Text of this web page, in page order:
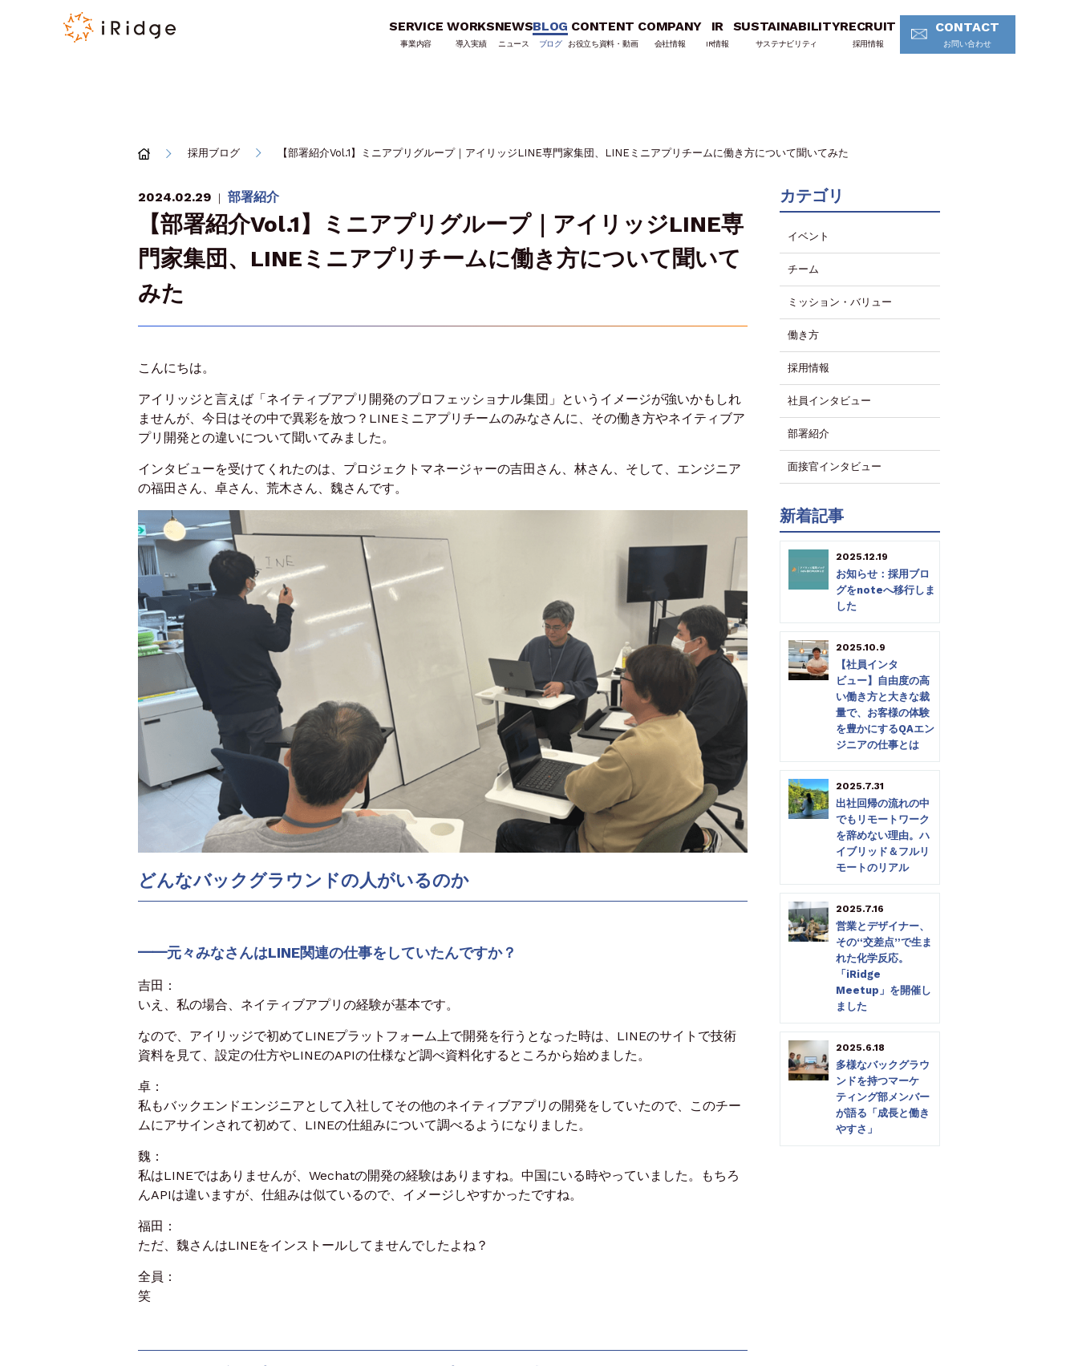
SERVICE
事業内容
WORKS
導入実績
NEWS
ニュース
BLOG
ブログ
CONTENT
お役立ち資料・動画
COMPANY
会社情報
IR
IR情報
SUSTAINABILITY
サステナビリティ
RECRUIT
採用情報
CONTACT
お問い合わせ
採用ブログ 【部署紹介Vol.1】ミニアプリグループ｜アイリッジLINE専門家集団、LINEミニアプリチームに働き方について聞いてみた
2024.02.29 ｜ 部署紹介
【部署紹介Vol.1】ミニアプリグループ｜アイリッジLINE専
門家集団、LINEミニアプリチームに働き方について聞いて
みた
こんにちは。
アイリッジと言えば「ネイティブアプリ開発のプロフェッショナル集団」というイメージが強いかもしれ
ませんが、今日はその中で異彩を放つ？LINEミニアプリチームのみなさんに、その働き方やネイティブア
プリ開発との違いについて聞いてみました。
インタビューを受けてくれたのは、プロジェクトマネージャーの吉田さん、林さん、そして、エンジニア
の福田さん、卓さん、荒木さん、魏さんです。
どんなバックグラウンドの人がいるのか
━━元々みなさんはLINE関連の仕事をしていたんですか？
吉田：
いえ、私の場合、ネイティブアプリの経験が基本です。
なので、アイリッジで初めてLINEプラットフォーム上で開発を行うとなった時は、 LINEのサイトで技術
資料を見て、設定の仕方やLINEのAPIの仕様など調べ資料化するところから始めました。
卓：
私もバックエンドエンジニアとして入社してその他のネイティブアプリの開発をしていたので、
このチー
ムにアサインされて初めて、LINEの仕組みについて調べるようになりました。
魏：
私はLINEではありませんが、Wechatの開発の経験はありますね。 中国にいる時やっていました。
もちろ
んAPIは違いますが、仕組みは似ているので、 イメージしやすかったですね。
福田：
ただ、魏さんはLINEをインストールしてませんでしたよね？
全員：
笑
カテゴリ
イベント
チーム
ミッション・バリュー
働き方
採用情報
社員インタビュー
部署紹介
面接官インタビュー
新着記事
2025.12.19
お知らせ：採用ブロ
グをnoteへ移行しま
した
2025.10.9
【社員インタ
ビュー】自由度の高
い働き方と大きな裁
量で、お客様の体験
を豊かにするQAエン
ジニアの仕事とは
2025.7.31
出社回帰の流れの中
でもリモートワーク
を辞めない理由。ハ
イブリッド＆フルリ
モートのリアル
2025.7.16
営業とデザイナー、
その“交差点”で生ま
れた化学反応。
「iRidge
Meetup」を開催し
ました
2025.6.18
多様なバックグラウ
ンドを持つマーケ
ティング部メンバー
が語る「成長と働き
やすさ」